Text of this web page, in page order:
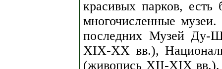
красивых парков, есть
многочисленные
последних Музей Ду-
XIX-XX вв.),
(живопись XII-XIX вв.),